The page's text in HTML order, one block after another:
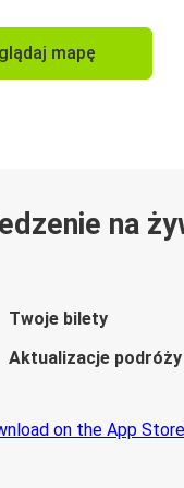
mapę
na
Twoje bilety
Aktualizacje podróży